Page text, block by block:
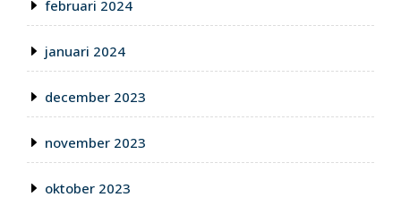
februari 2024
januari 2024
december 2023
november 2023
oktober 2023